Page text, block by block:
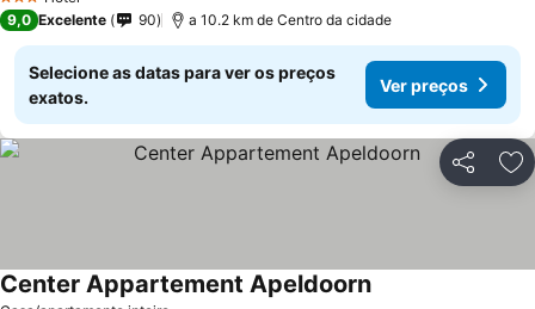
3 Estrelas
9,0 Excelente 90 a 10.2 km de Centro da cidade
Selecione as datas para ver os preços
exatos.
Ver preços
Partilhar
Center Appartement Apeldoorn